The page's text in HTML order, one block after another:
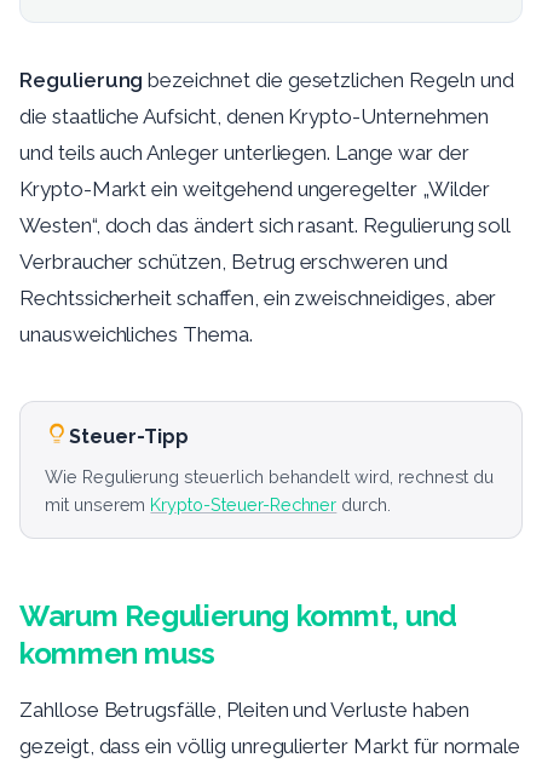
Regulierung bezeichnet die gesetzlichen Regeln und
die staatliche Aufsicht, denen Krypto-Unternehmen
und teils auch Anleger unterliegen. Lange war der
Krypto-Markt ein weitgehend ungeregelter „Wilder
Westen“, doch das ändert sich rasant. Regulierung soll
Verbraucher schützen, Betrug erschweren und
Rechtssicherheit schaffen, ein zweischneidiges, aber
unausweichliches Thema.
Steuer-Tipp
Wie Regulierung steuerlich behandelt wird, rechnest du
mit unserem Krypto-Steuer-Rechner durch.
Warum Regulierung kommt, und
kommen muss
Zahllose Betrugsfälle, Pleiten und Verluste haben
gezeigt, dass ein völlig unregulierter Markt für normale